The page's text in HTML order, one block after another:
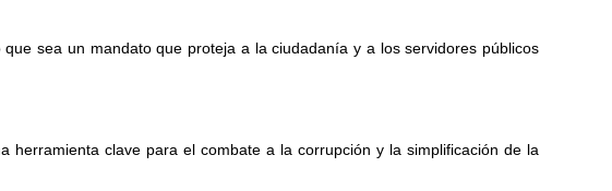
sea un mandato que proteja a la ciudadanía y a los servidores públicos
herramienta clave para el combate a la corrupción y la simplificación de la